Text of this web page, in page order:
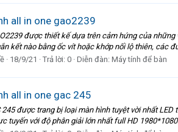
all in one gao2239
được thiết kế dựa trên cảm hứng của
kết nào bằng ốc vít hoặc khớp nối lộ thiên, các
18/9/21 Trả lời: 0 Diễn đàn: Máy tính để bàn
all in one gac 245
245 được trang bị loại màn hình tuyệt vời nhất
tuyến với độ phân giải lớn nhất full HD